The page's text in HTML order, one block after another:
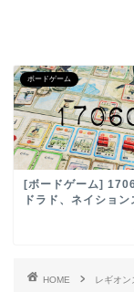
ボードゲーム
[ボードゲーム]
ドラド、ネイション
HOME レギオン